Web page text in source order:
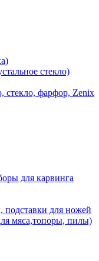
стекло)
стекло, фарфор, Zenix
для карвинга
для ножей
мяса,топоры, пилы)